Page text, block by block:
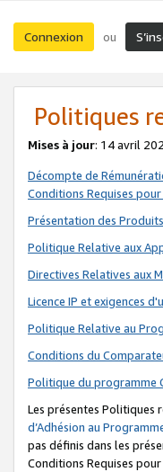
Connexion ou
Politiques
Mises à jour: 14 avril
Décompte de
Conditions Requises
Présentation des
Politique Relative aux
Directives Relatives aux
Licence IP et exigences
Politique Relative au
Conditions du
Politique du programme
Les présentes Politiques
d’Adhésion au
pas définis dans les
Conditions Requises